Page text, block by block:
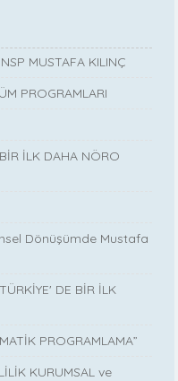
MUSTAFA KILINÇ
PROGRAMLARI
İLK DAHA NÖRO
Dönüşümde Mustafa
DE BİR İLK
PROGRAMLAMA”
KURUMSAL ve